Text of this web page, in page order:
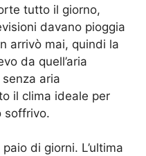
tutto il giorno,
davano pioggia
arrivò mai, quindi la
da quell’aria
aria
il clima ideale per
soffrivo.
di giorni. L’ultima